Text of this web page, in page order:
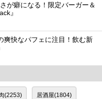
が癖になる！限定バーガー＆
』
爽快なパフェに注目！飲む新
(2253) 居酒屋(1804)